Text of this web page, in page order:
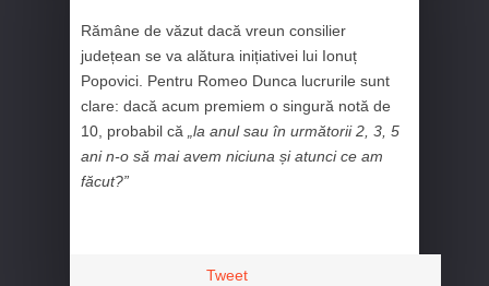
Rămâne de văzut dacă vreun consilier
județean se va alătura inițiativei lui Ionuț
Popovici. Pentru Romeo Dunca lucrurile sunt
clare: dacă acum premiem o singură notă de
10, probabil că
„la anul sau în următorii 2, 3, 5
ani n-o să mai avem niciuna și atunci ce am
făcut?”
Tweet